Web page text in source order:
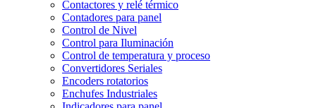
Contactores y relé térmico
Contadores para panel
Control de Nivel
Control para Iluminación
Control de temperatura y proceso
Convertidores Seriales
Encoders rotatorios
Enchufes Industriales